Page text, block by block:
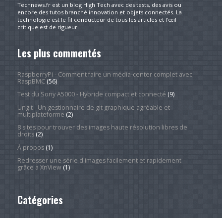
Technews.fr est un blog High Tech avec des tests, des avis ou
encore des tutos branché innovation et objets connectés. La
technologie est le fil conducteur de tous les articles et l’œil
critique est de rigueur.
Les plus commentés
RaspberryPi - Comment faire un média-center complet avec
RaspBMC(56)
Test du Sony A5000 - Hybride compact et connecté (9)
Ungit - Un gestionnaire de git graphique agréable et
multiplateforme (2)
8 sites pour trouver des images haute résolution libres de
droits(2)
À propos(1)
Redresser une série d'images facilement et rapidement
grâce à XnView(1)
Catégories